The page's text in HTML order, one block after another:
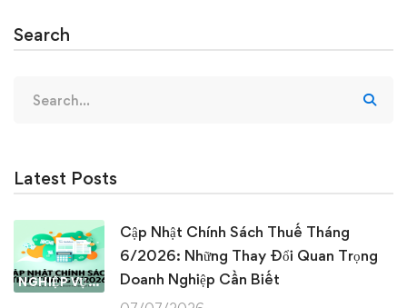
Search
for:
Latest Posts
NGHIỆP VỤ KẾ TOÁN & THUẾ
Cập Nhật Chính Sách Thuế Tháng
6/2026: Những Thay Đổi Quan Trọng
Doanh Nghiệp Cần Biết